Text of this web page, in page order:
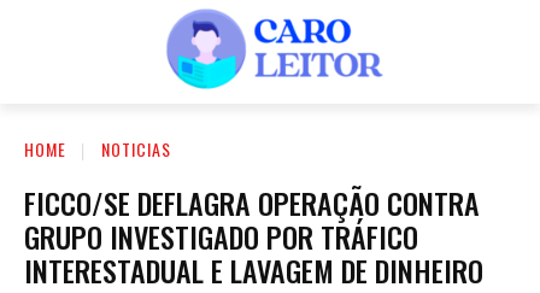
HOME NOTICIAS
FICCO/SE DEFLAGRA OPERAÇÃO CONTRA
GRUPO INVESTIGADO POR TRÁFICO
INTERESTADUAL E LAVAGEM DE DINHEIRO